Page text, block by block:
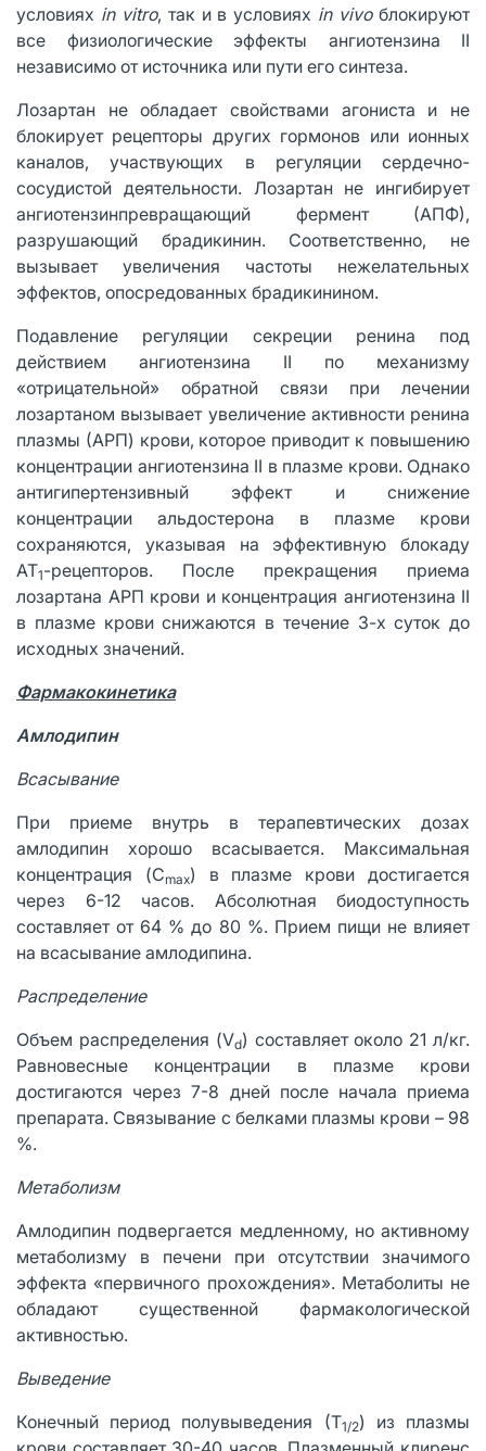
условиях in vitro, так и в условиях in vivoблокируют
все физиологические эффекты ангиотензина II
независимо от источника или пути его синтеза.
Лозартан не обладает свойствами агониста и не
блокирует рецепторы других гормонов или ионных
каналов, участвующих в регуляции сердечно-
сосудистой деятельности. Лозартан не ингибирует
ангиотензинпревращающий фермент (АПФ),
разрушающий брадикинин. Соответственно, не
вызывает увеличения частоты нежелательных
эффектов, опосредованных брадикинином.
Подавление регуляции секреции ренина под
действием ангиотензина II по механизму
«отрицательной» обратной связи при лечении
лозартаном вызывает увеличение активности ренина
плазмы (АРП) крови, которое приводит к повышению
концентрации ангиотензина II в плазме крови. Однако
антигипертензивный эффект и снижение
концентрации альдостерона в плазме крови
сохраняются, указывая на эффективную блокаду
АТ1-рецепторов. После прекращения приема
лозартана АРП крови и концентрация ангиотензина II
в плазме крови снижаются в течение 3-х суток до
исходных значений.
Фармакокинетика
Амлодипин
Всасывание
При приеме внутрь в терапевтических дозах
амлодипин хорошо всасывается. Максимальная
концентрация (Cmax) в плазме крови достигается
через 6-12 часов. Абсолютная биодоступность
составляет от 64 % до 80 %. Прием пищи не влияет
на всасывание амлодипина.
Распределение
Объем распределения (Vd) составляет около 21 л/кг.
Равновесные концентрации в плазме крови
достигаются через 7-8 дней после начала приема
препарата. Связывание с белками плазмы крови – 98
%.
Метаболизм
Амлодипин подвергается медленному, но активному
метаболизму в печени при отсутствии значимого
эффекта «первичного прохождения». Метаболиты не
обладают существенной фармакологической
активностью.
Выведение
Конечный период полувыведения (Т1/2) из плазмы